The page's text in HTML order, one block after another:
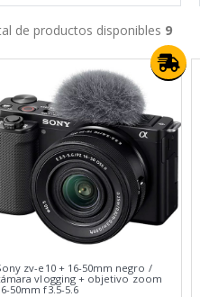
de productos disponibles 9
zv-e10 + 16-50mm negro /
vlogging + objetivo zoom
50mm f3.5-5.6